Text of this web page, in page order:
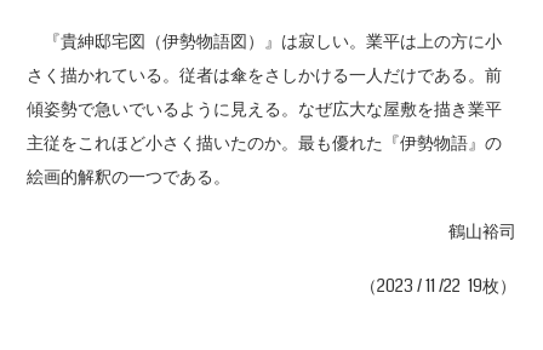
『貴紳邸宅図（伊勢物語図）』は寂しい。業平は上の方に小
さく描かれている。従者は傘をさしかける一人だけである。前
傾姿勢で急いでいるように見える。なぜ広大な屋敷を描き業平
主従をこれほど小さく描いたのか。最も優れた『伊勢物語』の
絵画的解釈の一つである。
鶴山裕司
（2023 / 11 /22 19枚）